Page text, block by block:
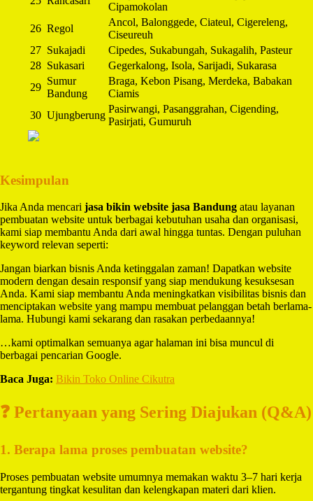
Cipamokolan
26 Regol
Ancol, Balonggede, Ciateul, Cigereleng,
Ciseureuh
27 Sukajadi
Cipedes, Sukabungah, Sukagalih, Pasteur
28 Sukasari
Gegerkalong, Isola, Sarijadi, Sukarasa
29
Sumur
Bandung
Braga, Kebon Pisang, Merdeka, Babakan
Ciamis
30 Ujungberung
Pasirwangi, Pasanggrahan, Cigending,
Pasirjati, Gumuruh
Kesimpulan
Jika Anda mencari jasa bikin website jasa Bandung atau layanan
pembuatan website untuk berbagai kebutuhan usaha dan organisasi,
kami siap membantu Anda dari awal hingga tuntas. Dengan puluhan
keyword relevan seperti:
Jangan biarkan bisnis Anda ketinggalan zaman! Dapatkan website
modern dengan desain responsif yang siap mendukung kesuksesan
Anda. Kami siap membantu Anda meningkatkan visibilitas bisnis dan
menciptakan website yang mampu membuat pelanggan betah berlama-
lama. Hubungi kami sekarang dan rasakan perbedaannya!
…kami optimalkan semuanya agar halaman ini bisa muncul di
berbagai pencarian Google.
Baca Juga: Bikin Toko Online Cikutra
❓ Pertanyaan yang Sering Diajukan (Q&A)
1. Berapa lama proses pembuatan website?
Proses pembuatan website umumnya memakan waktu 3–7 hari kerja
tergantung tingkat kesulitan dan kelengkapan materi dari klien.